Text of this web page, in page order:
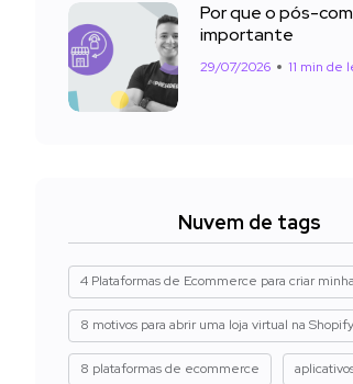
Por que o pós-
importante
29/07/2026 11 min de
Nuvem de tags
4 Plataformas de Ecommerce para criar
8 motivos para abrir uma loja virtual na Shopify
8 plataformas de ecommerce